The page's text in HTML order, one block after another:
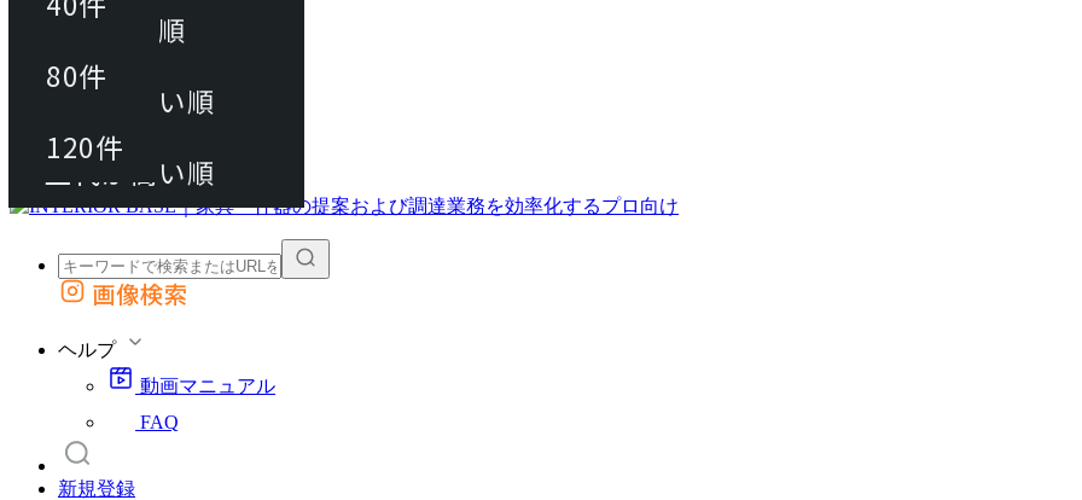
動画マニュアル
FAQ
カート
外部サイトの商品をカートに追加
画像検索
ヘルプ
動画マニュアル
FAQ
新規登録
80件
120件
おすすめ順
上代が安い順
上代が高い順
80件
120件